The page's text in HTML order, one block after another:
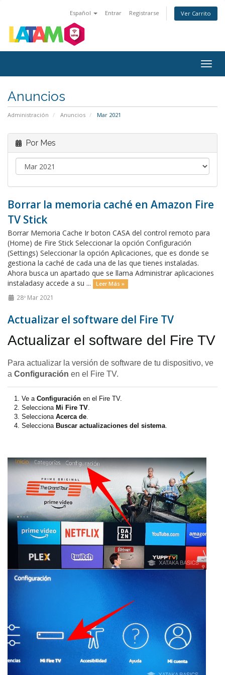
Español Entrar Registrarse Ver Carrito
Anuncios
Administración Anuncios Mar 2021
Por Mes
Borrar la memoria caché en Amazon Fire
TV Stick
Borrar Memoria Cache Ir boton CASA del control remoto para
(Home) de Fire Stick Seleccionar la opción Configuración
(Settings) Seleccionar la opción Aplicaciones, que es donde se
gestiona la caché de cada una de las que tienes instaladas.
Ahora busca un apartado que se llama Administrar aplicaciones
instaladasy accede a su ...
Leer Más »
28º Mar 2021
Actualizar el software del Fire TV
Actualizar el software del Fire TV
Para actualizar la versión de software de tu dispositivo, ve
a Configuración en el Fire TV.
Ve a Configuración en el Fire TV.
Selecciona Mi Fire TV
Selecciona Acerca de
Selecciona Buscar actualizaciones del sistema